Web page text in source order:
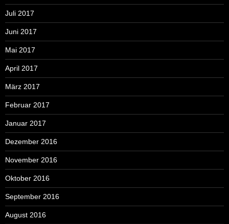
Juli 2017
Juni 2017
Mai 2017
April 2017
März 2017
Februar 2017
Januar 2017
Dezember 2016
November 2016
Oktober 2016
September 2016
August 2016